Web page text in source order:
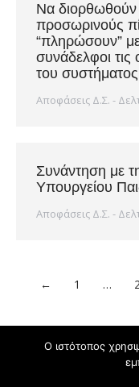
Να διορθωθούν
προσωρινούς
“πληρώσουν”
συνάδελφοι τις
του
Αποφάσεις Δ.Σ. -
Συνάντηση με
Υπουργείου
Αποφάσεις Δ.Σ. -
← 1 …
Ο ιστότοπος